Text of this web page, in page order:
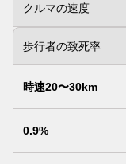
クルマの速度
歩行者の致死率
時速20〜30km
0.9%